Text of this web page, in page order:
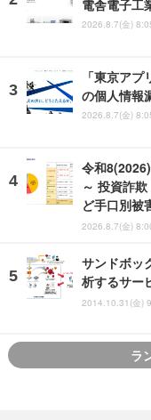
電舎電子工
2026.8.7(金)
「東京ア
の個人情報
2026.8.7(金)
令和
～ 投資詐
ど手口別被
2026.8.7(金)
サンドボッ
析するサー
2014.10.31(金)
ラ